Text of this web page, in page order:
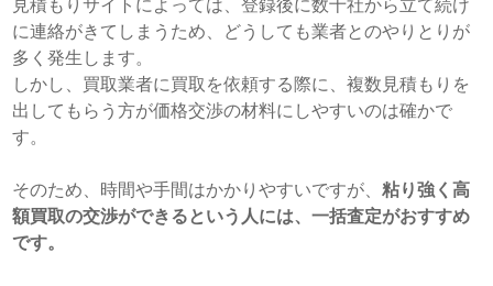
に連絡がきてしまうため、どうしても業者とのやりとりが
多く発生します。
しかし、買取業者に買取を依頼する際に、複数見積もりを
出してもらう方が価格交渉の材料にしやすいのは確かで
す。
そのため、時間や手間はかかりやすいですが、粘り強く高
額買取の交渉ができるという人には、一括査定がおすすめ
です。